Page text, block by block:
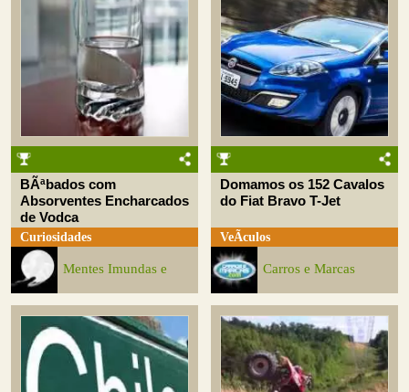
BÃªbados com
Absorventes Encharcados
de Vodca
Curiosidades
Mentes Imundas e
Domamos os 152 Cavalos
do Fiat Bravo T-Jet
VeÃ­culos
Carros e Marcas